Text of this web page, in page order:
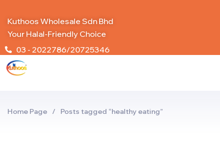
Kuthoos Wholesale Sdn Bhd
Your Halal-Friendly Choice
03 - 2022786/20725346
Home Page / Posts tagged “healthy eating”